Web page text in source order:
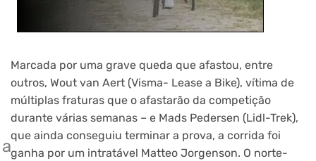
Marcada por uma grave queda que afastou, entre
outros, Wout van Aert (Visma- Lease a Bike), vítima de
múltiplas fraturas que o afastarão da competição
durante várias semanas – e Mads Pedersen (Lidl-Trek),
que ainda conseguiu terminar a prova, a corrida foi
ganha por um intratável Matteo Jorgenson. O norte-